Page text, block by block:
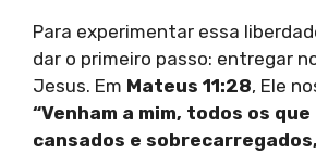
Para experimentar essa
dar o primeiro passo: entregar
Jesus. Em Mateus 11:28, Ele
“Venham a mim, todos os
cansados e